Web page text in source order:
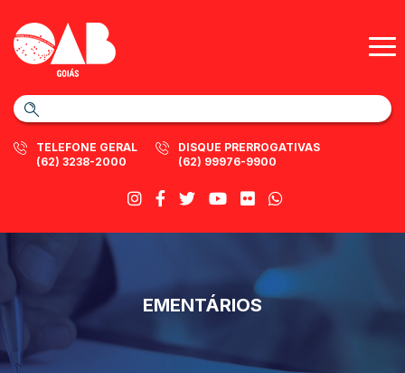
TELEFONE GERAL
(62) 3238-2000
DISQUE PRERROGATIVAS
(62) 99976-9900
EMENTÁRIOS